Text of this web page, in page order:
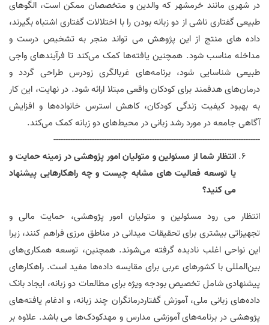
در شهری مانند خرمشهر که والدین و متخصصان ممکن است، الگوهای
طبیعی گفتاری ناشی از دو زبانه بودن را با اختلالات گفتاری اشتباه بگیرند،
داده های منتج از این پژوهش می تواند منجر به تشخیص درست و
مداخله مناسب شود. همچنین یافته‌ها کمک می‌کند تا فرآیندهای واجی
طبیعی شناسایی شود، برنامه‌های غربالگری زودرس طراحی گردد و
درمان‌های هدفمند برای کودکان واقعی مبتلا ارائه شود. در نهایت، این کار
به بهبود کیفیت زندگی کودکان، کاهش استرس خانواده‌ها و افزایش
آگاهی جامعه در مورد رشد زبانی در محیط‌های دو زبانه کمک می‌کند.
--------------------------------------------------------------------------------------
انتظار شما از مسئولین و متولیان امور پژوهشی در زمینه حمایت و
یا توسعه فعالیت های مشابه چیست و چه راهکارهایی پیشنهاد
می کنید؟
انتظار می رود مسئولین و متولیان امور پژوهشی، حمایت مالی و
تجهیزاتی بیشتری برای تحقیقات میدانی در مناطق مرزی فراهم کنند، زیرا
این نواحی اغلب نادیده گرفته می‌شوند. همچنین، توسعه همکاری‌های
بین‌المللی با کشورهای عربی برای مقایسه داده‌ها مفید است. راهکارهای
پیشنهادی شامل تخصیص بودجه ویژه برای مطالعات دو زبانه، ایجاد بانک
داده‌های زبانی ملی، آموزش گفتاردرمانگران چند زبانه، و ادغام یافته‌های
پژوهشی در برنامه‌های آموزشی مدارس و مهدکودک‌ها می باشد. علاوه بر